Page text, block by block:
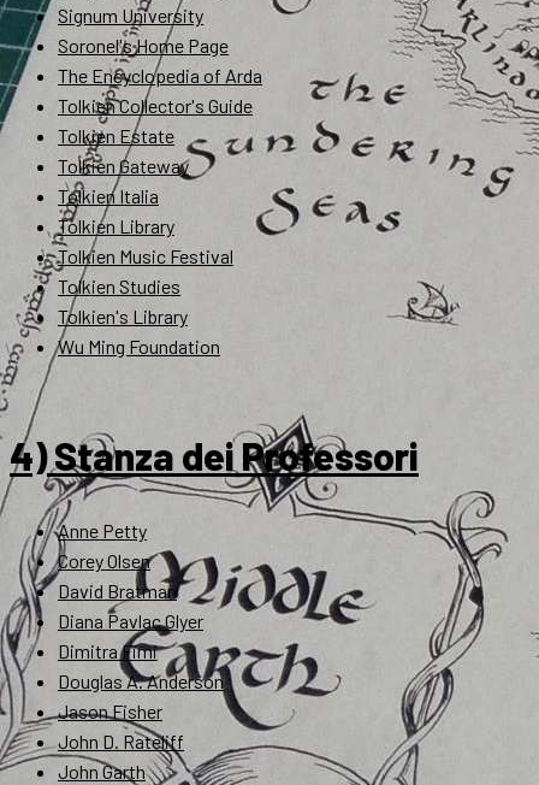
Signum University
Soronel's Home Page
The Encyclopedia of Arda
Tolkien Collector's Guide
Tolkien Estate
Tolkien Gateway
Tolkien Italia
Tolkien Library
Tolkien Music Festival
Tolkien Studies
Tolkien's Library
Wu Ming Foundation
4) Stanza dei Professori
Anne Petty
Corey Olsen
David Bratman
Diana Pavlac Glyer
Dimitra Fimi
Douglas A. Anderson
Jason Fisher
John D. Rateliff
John Garth